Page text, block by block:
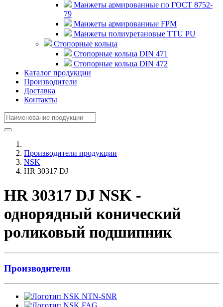
Манжеты армированные по ГОСТ 8752-
79
Манжеты армированные FPM
Манжеты полиуретановые TTU PU
Стопорные кольца
Стопорные кольца DIN 471
Стопорные кольца DIN 472
Каталог продукции
Производители
Доставка
Контакты
Производители продукции
NSK
HR 30317 DJ
HR 30317 DJ NSK -
однорядный конический
роликовый подшипник
Производители
NTN-SNR